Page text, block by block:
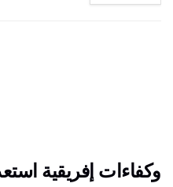
وكفاءات إفريقية